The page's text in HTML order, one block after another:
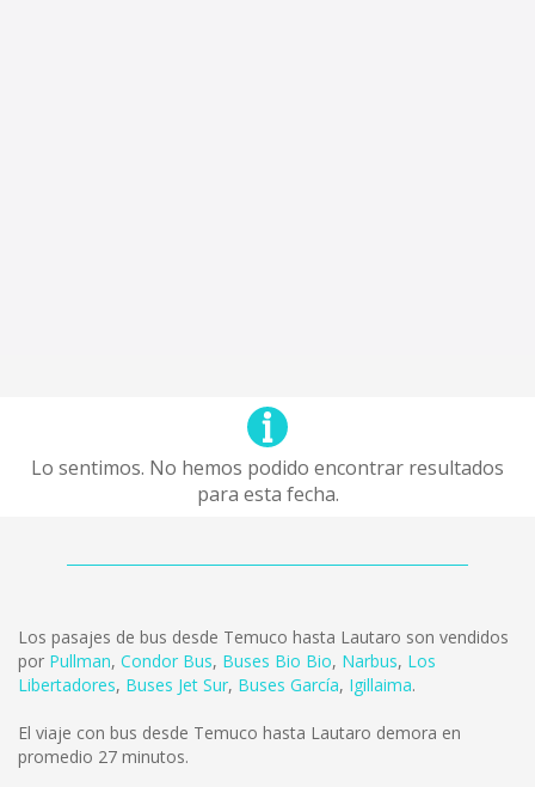
Lo sentimos. No hemos podido encontrar resultados
para esta fecha.
Los pasajes de bus desde Temuco hasta Lautaro son vendidos
por Pullman, Condor Bus, Buses Bio Bio, Narbus, Los
Libertadores, Buses Jet Sur, Buses García, Igillaima.
El viaje con bus desde Temuco hasta Lautaro demora en
promedio 27 minutos.